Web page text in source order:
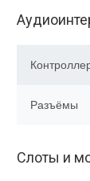
Разъёмы
Слоты и